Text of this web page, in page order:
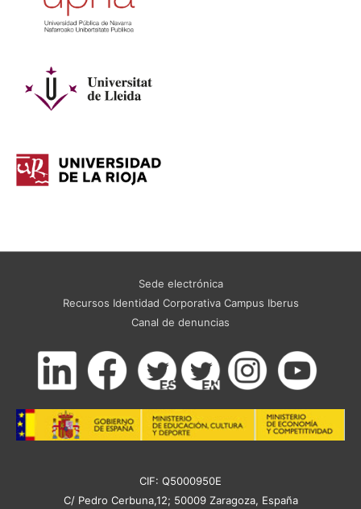
Sede electrónica
Recursos Identidad Corporativa Campus Iberus
Canal de denuncias
CIF: Q5000950E
C/ Pedro Cerbuna,12; 50009 Zaragoza, España